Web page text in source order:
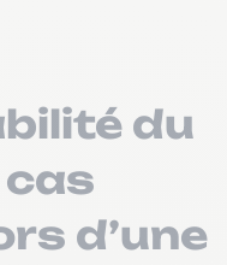
du
d’une